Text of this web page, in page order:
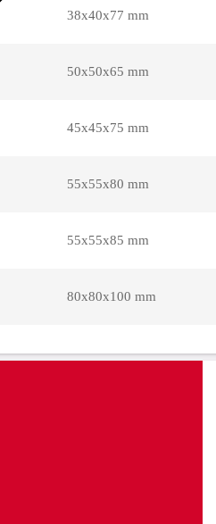
38x40x77 mm
50x50x65 mm
45x45x75 mm
55x55x80 mm
55x55x85 mm
80x80x100 mm